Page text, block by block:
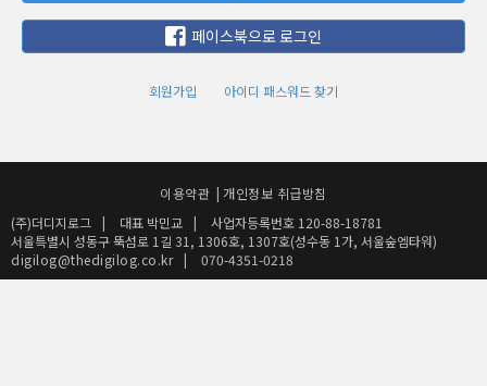
페이스북으로 로그인
회원가입 아이디 패스워드 찾기
이용약관 |개인정보 취급방침
(주)더디지로그
| 대표 박민교 |
사업자등록번호 120-88-18781
서울특별시 성동구 뚝섬로 1길 31, 1306호, 1307호(성수동 1가, 서울숲엠타워)
digilog@thedigilog.co.kr
| 070-4351-0218